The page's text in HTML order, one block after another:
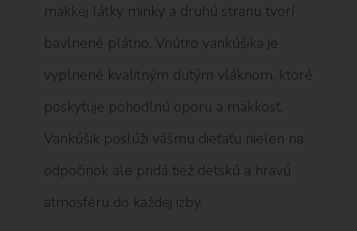
mäkkej látky minky a druhú stranu tvorí
bavlnené plátno. Vnútro vankúšika je
vyplnené kvalitným dutým vláknom, ktoré
poskytuje pohodlnú oporu a mäkkosť.
Vankúšik poslúži vášmu dieťaťu nielen na
odpočinok ale pridá tiež detskú a hravú
atmosféru do každej izby.